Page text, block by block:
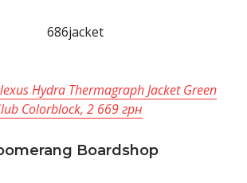
Hydra Thermagraph Jacket Green
Colorblock, 2 669 грн
Boardshop